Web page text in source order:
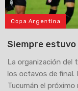
Copa Argentina
Siempre estuvo
La organización del
los octavos de
Tucumán el